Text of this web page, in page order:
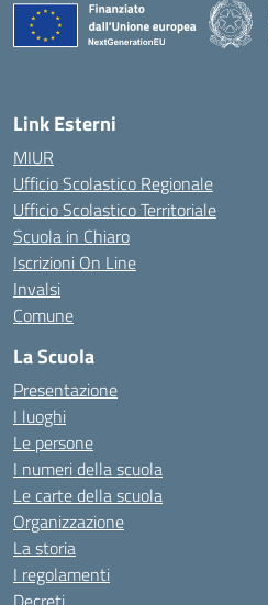
Link Esterni
MIUR
Ufficio Scolastico Regionale
Ufficio Scolastico Territoriale
Scuola in Chiaro
Iscrizioni On Line
Invalsi
Comune
La Scuola
Presentazione
I luoghi
Le persone
I numeri della scuola
Le carte della scuola
Organizzazione
La storia
I regolamenti